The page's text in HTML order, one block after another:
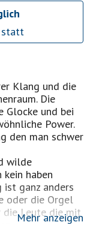
statt
Klang und die
Die
Glocke und bei
Power.
den man schwer
wilde
haben
ganz anders
oder die Orgel
die Leute die mit
Mehr anzeigen